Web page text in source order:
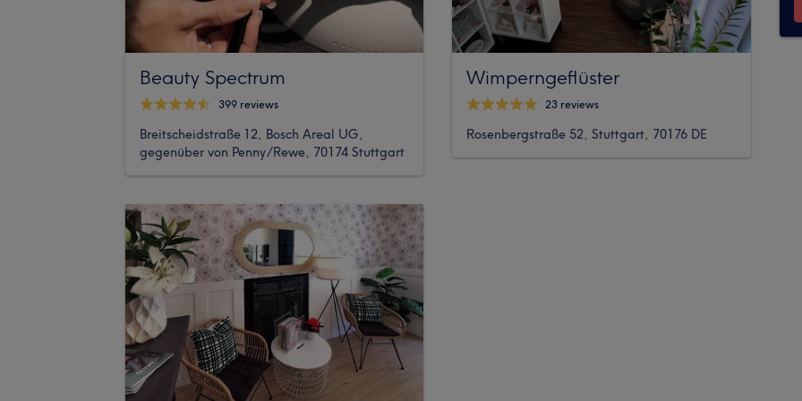
Beauty Spectrum
399 reviews
Breitscheidstraße 12, Bosch Areal UG,
gegenüber von Penny/Rewe, 70174 Stuttgart
Wimperngeflüster
23 reviews
Rosenbergstraße 52, Stuttgart, 70176 DE